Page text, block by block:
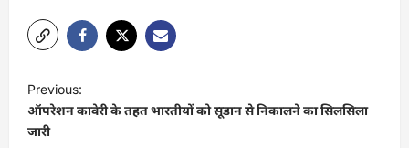
P
o
s
Previous:
ऑपरेशन कावेरी के तहत भारतीयों को सूडान से निकालने का सिलसिला
जारी